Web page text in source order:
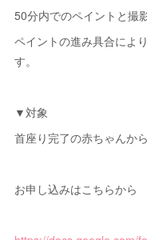
50分内でのペイントと撮
ペイントの進み具合によ
す。
▼対象
首座り完了の赤ちゃんか
お申し込みはこちらか